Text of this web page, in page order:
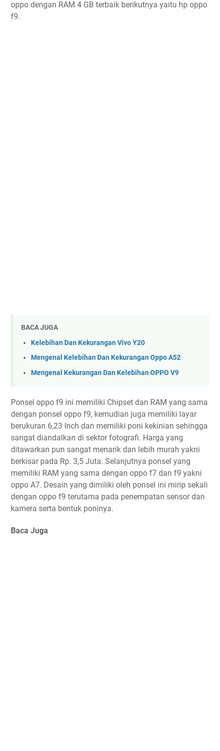
oppo dengan RAM 4 GB terbaik berikutnya yaitu hp oppo
f9.
BACA JUGA
Kelebihan Dan Kekurangan Vivo Y20
Mengenal Kelebihan Dan Kekurangan Oppo A52
Mengenal Kekurangan Dan Kelebihan OPPO V9
Ponsel oppo f9 ini memiliki Chipset dan RAM yang sama
dengan ponsel oppo f9, kemudian juga memiliki layar
berukuran 6,23 Inch dan memiliki poni kekinian sehingga
sangat diandalkan di sektor fotografi. Harga yang
ditawarkan pun sangat menarik dan lebih murah yakni
berkisar pada Rp. 3,5 Juta. Selanjutnya ponsel yang
memiliki RAM yang sama dengan oppo f7 dan f9 yakni
oppo A7. Desain yang dimiliki oleh ponsel ini mirip sekali
dengan oppo f9 terutama pada penempatan sensor dan
kamera serta bentuk poninya.
Baca Juga